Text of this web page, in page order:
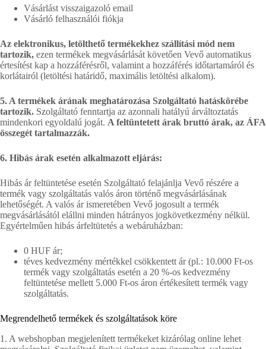
Vásárlást visszaigazoló email
Vásárló felhasználói fiókja
Az elektronikus, letölthető termékekhez szállítási mód nem
tartozik, ezen termékek megvásárlását követően Vevő automatikus
értesítést kap a hozzáférésről, valamint a hozzáférés időtartamáról és
korlátairól (letöltési határidő, maximális letöltési alkalom).
5. A termékek árának meghatározása Szolgáltató hatáskörébe
tartozik. Szolgáltató fenntartja az azonnali hatályú árváltoztatás
mindenkori egyoldalú jogát. A feltüntetett árak bruttó árak, az ÁFA
összegét tartalmazzák.
6. Hibás árak esetén alkalmazott eljárás:
Hibás ár feltüntetése esetén Szolgáltató felajánlja Vevő részére a
termék vagy szolgáltatás valós áron történő megvásárlásának
lehetőségét. A valós ár ismeretében Vevő jogosult a termék
megvásárlásától elállni minden hátrányos jogkövetkezmény nélkül.
Egyértelműen hibás árfeltütetés a webáruházban:
0 HUF ár;
téves kedvezmény mértékkel csökkentett ár (pl.: 10.000 Ft-os
termék vagy szolgáltatás esetén a 20 %-os kedvezmény
feltüntetése mellett 5.000 Ft-os áron értékesített termék vagy
szolgáltatás.
Megrendelhető termékek és szolgáltatások köre
1. A webshopban megjelenített termékeket kizárólag online lehet